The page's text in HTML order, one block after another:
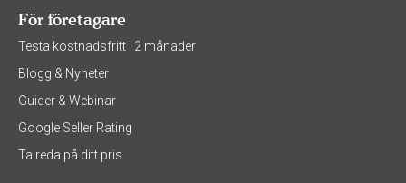
För företagare
Testa kostnadsfritt i 2 månader
Blogg & Nyheter
Guider & Webinar
Google Seller Rating
Ta reda på ditt pris